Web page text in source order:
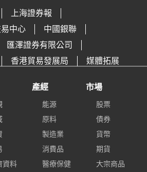
上海證券報
中心
中國銀聯
匯澤證券有限公司
香港貿易發展局 媒體拓展
資料
產經
能源
原料
製造業
消費品
醫療保健
市場
股票
債券
貨幣
期貨
大宗商品